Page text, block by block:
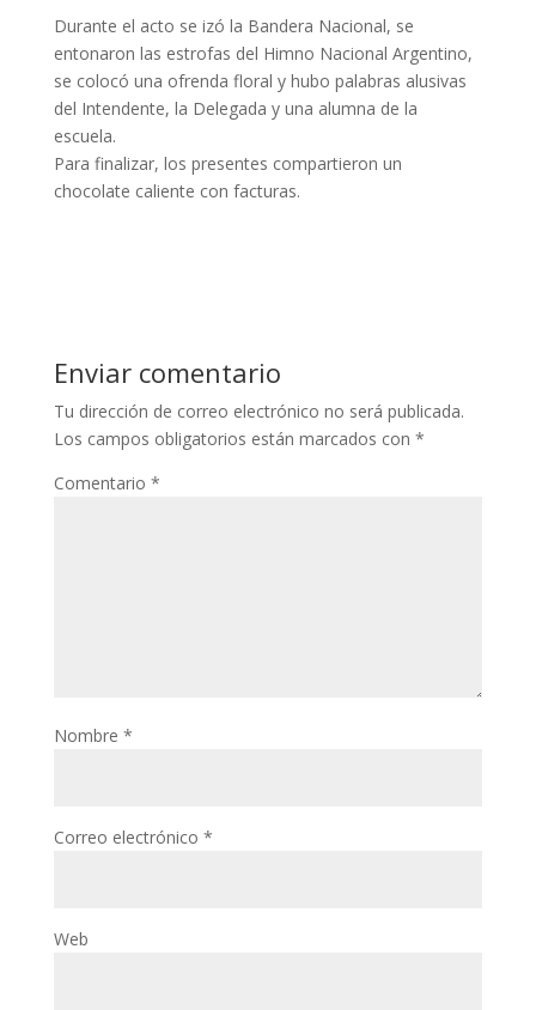
Durante el acto se izó la Bandera Nacional, se
entonaron las estrofas del Himno Nacional Argentino,
se colocó una ofrenda floral y hubo palabras alusivas
del Intendente, la Delegada y una alumna de la
escuela.
Para finalizar, los presentes compartieron un
chocolate caliente con facturas.
Enviar comentario
Tu dirección de correo electrónico no será publicada.
Los campos obligatorios están marcados con *
Comentario *
Nombre *
Correo electrónico *
Web